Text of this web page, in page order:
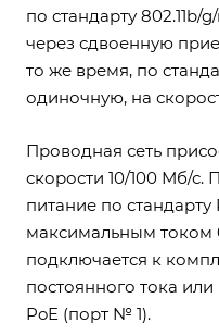
по стандарту 802.11b/
через сдвоенную
то же время, по
одиночную, на
Проводная сеть
скорости 10/100 Мб/с.
питание по
максимальным током
подключается к
постоянного тока
PoE (порт № 1).